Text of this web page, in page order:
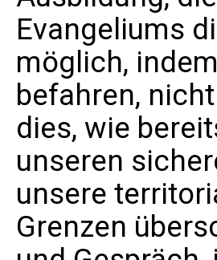
Evangeliums
möglich,
befahren,
dies, wie
unseren
unsere
Grenzen